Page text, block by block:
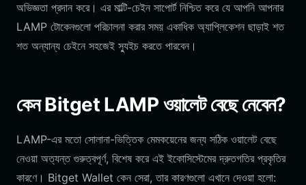
অভিজ্ঞতা প্রদান করে। এর মাল্টি-চেইন সাপোর্ট নিশ্চিত করে যে আপনি আপনার
LAMP টোকেনগুলো পরিচালনা করার সময় একাধিক অ্যাপ্লিকেশন ছাড়াই শত
শত অন্যান্য চেইনে সহজেই স্যুইচ করতে পারবেন।
কেন Bitget LAMP ওয়ালেট বেছে নেবেন?
LAMP-এর মতো সোলানা-ভিত্তিক মেমকয়েনের জন্য সঠিক ওয়ালেট বেছে
নেওয়া অত্যন্ত গুরুত্বপূর্ণ, বিশেষ করে এই ইকোসিস্টেমের দ্রুতগতির প্রকৃতির
কারণে। Bitget Wallet কেন সেরা, তার কারণগুলো এখানে দেওয়া হলো: